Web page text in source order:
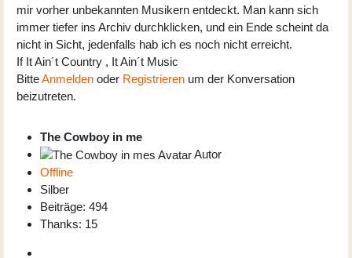
mir vorher unbekannten Musikern entdeckt. Man kann sich
immer tiefer ins Archiv durchklicken, und ein Ende scheint da
nicht in Sicht, jedenfalls hab ich es noch nicht erreicht.
If It Ain´t Country , It Ain´t Music
BitteAnmelden oder Registrieren um der Konversation
beizutreten.
The Cowboy in me
Autor
Offline
Silber
Beiträge: 494
Thanks: 15